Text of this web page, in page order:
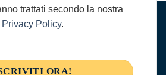
trattati secondo la nostra
Privacy Policy.